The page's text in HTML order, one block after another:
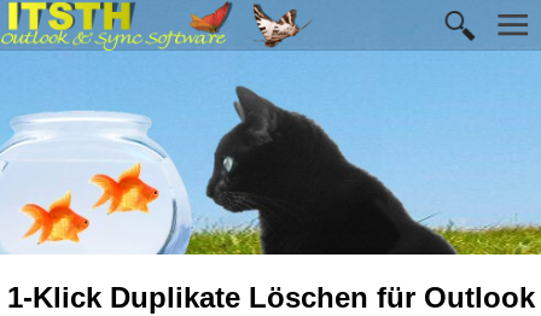
1-Klick Duplikate Löschen für Outlook